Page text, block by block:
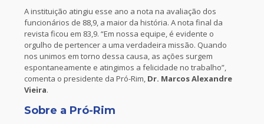
A instituição atingiu esse ano a nota na avaliação dos
funcionários de 88,9, a maior da história. A nota final da
revista ficou em 83,9. “Em nossa equipe, é evidente o
orgulho de pertencer a uma verdadeira missão. Quando
nos unimos em torno dessa causa, as ações surgem
espontaneamente e atingimos a felicidade no trabalho”,
comenta o presidente da Pró-Rim, Dr. Marcos Alexandre
Vieira.
Sobre a Pró-Rim